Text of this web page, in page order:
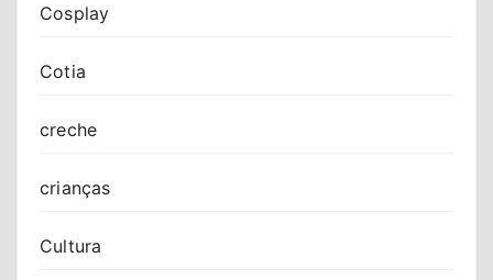
Cosplay
Cotia
creche
crianças
Cultura